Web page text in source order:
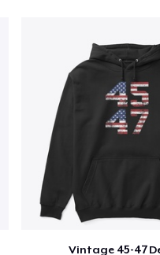
Vintage 45-47